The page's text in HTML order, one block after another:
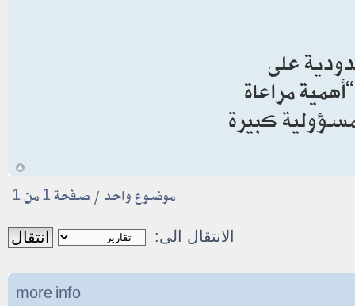
على
مراعاة
كبيرة
موضوع واحد • صفحة1من1
الانتقال الى:
more info